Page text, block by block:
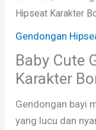
Hipseat Karakter
Gendongan
Baby Cute
Karakter
Gendongan bayi
yang lucu dan